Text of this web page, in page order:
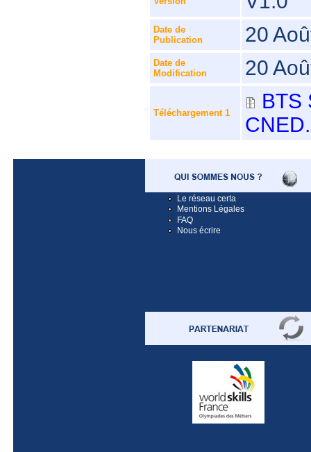
Date de
Publication
20
Date de
Modification
20
Téléchargement 1
BTS
Le réseau certa
Mentions Légales
FAQ
Nous écrire